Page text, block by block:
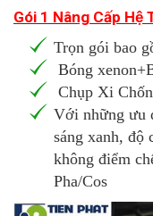
Gói 1 Nâng Cấp Hệ
Trọn gói bao
Bóng
Chụp Xi
Với những ưu
sáng xanh, độ
không điểm
Pha/Cos